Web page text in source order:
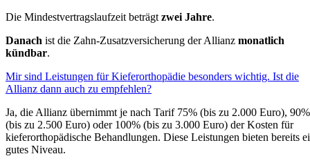
Die Mindestvertragslaufzeit beträgt zwei Jahre.
Danach ist die Zahn-Zusatzversicherung der Allianz monatlich
kündbar.
Mir sind Leistungen für Kieferorthopädie besonders wichtig. Ist die
Allianz dann auch zu empfehlen?
Ja, die Allianz übernimmt je nach Tarif 75% (bis zu 2.000 Euro), 90%
(bis zu 2.500 Euro) oder 100% (bis zu 3.000 Euro) der Kosten für
kieferorthopädische Behandlungen. Diese Leistungen bieten bereits
gutes Niveau.